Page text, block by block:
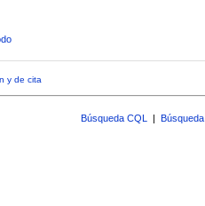
y de cita
Búsqueda CQL |